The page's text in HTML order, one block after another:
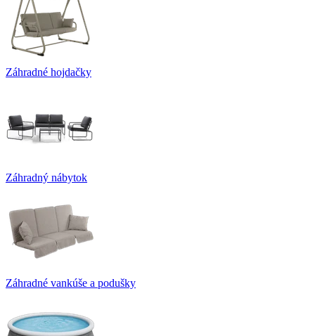
Záhradné hojdačky
Záhradný nábytok
Záhradné vankúše a podušky